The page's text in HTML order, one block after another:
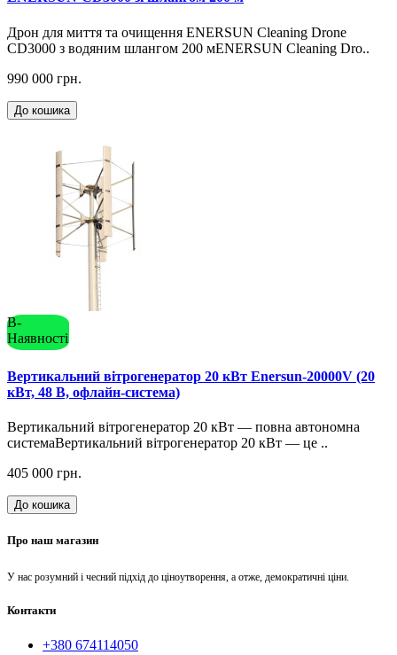
Дрон для миття та очищення ENERSUN Cleaning Drone
CD3000 з водяним шлангом 200 мENERSUN Cleaning Dro..
990 000 грн.
До кошика
В-
Наявності
Вертикальний вітрогенератор 20 кВт Enersun-20000V (20
кВт, 48 В, офлайн-система)
Вертикальний вітрогенератор 20 кВт — повна автономна
системаВертикальний вітрогенератор 20 кВт — це ..
405 000 грн.
До кошика
Про наш магазин
У нас розумний і чесний підхід до ціноутворення, а отже, демократичні ціни.
Контакти
+380 674114050